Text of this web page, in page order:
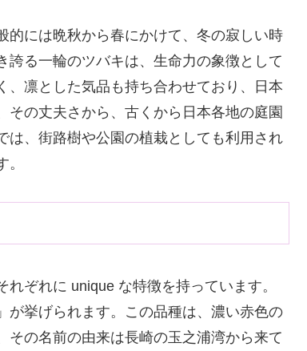
的には晩秋から春にかけて、冬の寂しい時
る一輪のツバキは、生命力の象徴として
、凛とした気品も持ち合わせており、日本
の丈夫さから、古くから日本各地の庭園
は、街路樹や公園の植栽としても利用され
ぞれに unique な特徴を持っています。
が挙げられます。この品種は、濃い赤色の
の名前の由来は長崎の玉之浦湾から来て